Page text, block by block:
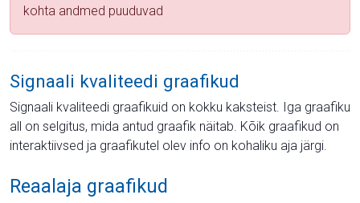
kohta andmed puuduvad
Signaali kvaliteedi graafikud
Signaali kvaliteedi graafikuid on kokku kaksteist. Iga graafiku
all on selgitus, mida antud graafik näitab. Kõik graafikud on
interaktiivsed ja graafikutel olev info on kohaliku aja järgi.
Reaalaja graafikud